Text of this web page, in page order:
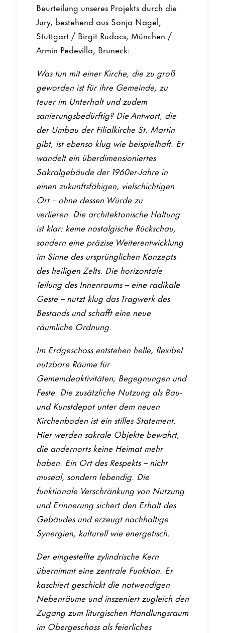
Startseite
Beurteilung unseres Projekts durch die
Jury, bestehend aus Sonja Nagel,
Stuttgart / Birgit Rudacs, München /
Armin Pedevilla, Bruneck:
Was tun mit einer Kirche, die zu groß
geworden ist für ihre Gemeinde, zu
teuer im Unterhalt und zudem
sanierungsbedürftig? Die Antwort, die
der Umbau der Filialkirche St. Martin
gibt, ist ebenso klug wie beispielhaft. Er
wandelt ein überdimensioniertes
Sakralgebäude der 1960er-Jahre in
einen zukunftsfähigen, vielschichtigen
Ort – ohne dessen Würde zu
verlieren. Die architektonische Haltung
ist klar: keine nostalgische Rückschau,
sondern eine präzise Weiterentwicklung
im Sinne des ursprünglichen Konzepts
des heiligen Zelts. Die horizontale
Teilung des Innenraums – eine radikale
Geste – nutzt klug das Tragwerk des
Bestands und schafft eine neue
räumliche Ordnung.
Im Erdgeschoss entstehen helle, flexibel
nutzbare Räume für
Gemeindeaktivitäten, Begegnungen und
Feste. Die zusätzliche Nutzung als Bau-
und Kunstdepot unter dem neuen
Kirchenboden ist ein stilles Statement.
Hier werden sakrale Objekte bewahrt,
die andernorts keine Heimat mehr
haben. Ein Ort des Respekts – nicht
museal, sondern lebendig. Die
funktionale Verschränkung von Nutzung
und Erinnerung sichert den Erhalt des
Gebäudes und erzeugt nachhaltige
Synergien, kulturell wie energetisch.
Der eingestellte zylindrische Kern
übernimmt eine zentrale Funktion. Er
kaschiert geschickt die notwendigen
Nebenräume und inszeniert zugleich den
Zugang zum liturgischen Handlungsraum
im Obergeschoss als feierliches